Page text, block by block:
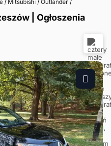
/ Mitsubishi / Outlander /
| Ogłoszenia